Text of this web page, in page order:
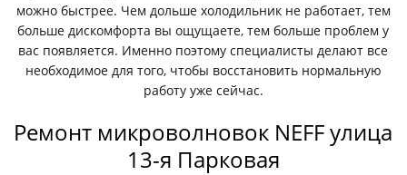
можно быстрее. Чем дольше холодильник не работает, тем
больше дискомфорта вы ощущаете, тем больше проблем у
вас появляется. Именно поэтому специалисты делают все
необходимое для того, чтобы восстановить нормальную
работу уже сейчас.
Ремонт микроволновок NEFF улица
13-я Парковая